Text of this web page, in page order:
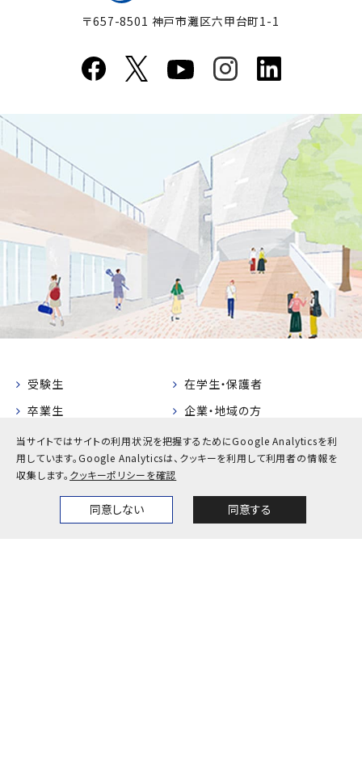
当サイトではサイトの利用状況を把握するためにGoogle Analyticsを利
用しています。Google Analyticsは、クッキーを利用して利用者の情報を
収集します。 クッキーポリシーを確認
同意しない 同意する
News Themes
〒657-8501 神戸市灘区六甲台町1-1
受験生
在学生・保護者
卒業生
企業・地域の方
教職員
お問い合わせ
公式SNS一覧